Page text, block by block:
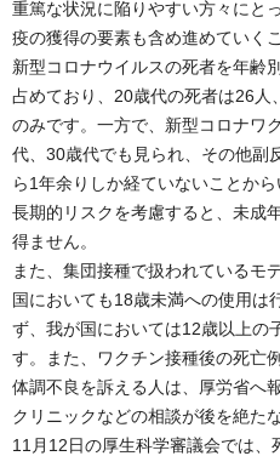
重篤な状況に陥りやすい方々にと
疫の獲得の要素も含め進めていく
新型コロナウイルスの死者を年齢
占めており、20歳代の死者は26人
のみです。一方で、新型コロナワ
代、30歳代でも見られ、その他副
ら1年余りしか経ていないことか
長期的リスクを考慮すると、未成
得ません。
また、集団接種で扱われているモ
国においても18歳未満への使用は
ず、我が国においては12歳以上の
す。また、ワクチン接種後の死亡
体調不良を訴える人は、厚労省へ
クリニックなどの相談が後を絶た
11月12日の厚生科学審議会では、